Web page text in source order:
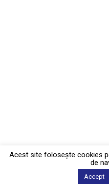
Acest site foloseşte cookies
de
Accept